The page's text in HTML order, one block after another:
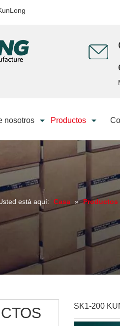
nosotros Productos
está aquí: Casa » Productos
SK1-200